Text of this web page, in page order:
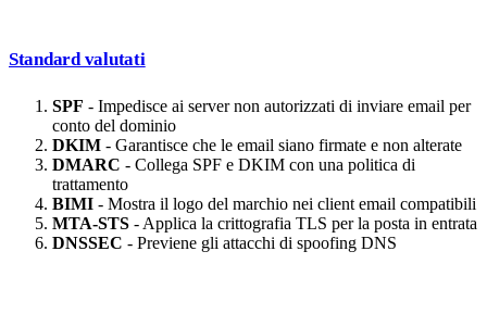
Standard valutati
SPF - Impedisce ai server non autorizzati di inviare email per
conto del dominio
DKIM - Garantisce che le email siano firmate e non alterate
DMARC - Collega SPF e DKIM con una politica di
trattamento
BIMI - Mostra il logo del marchio nei client email compatibili
MTA-STS - Applica la crittografia TLS per la posta in entrata
DNSSEC - Previene gli attacchi di spoofing DNS